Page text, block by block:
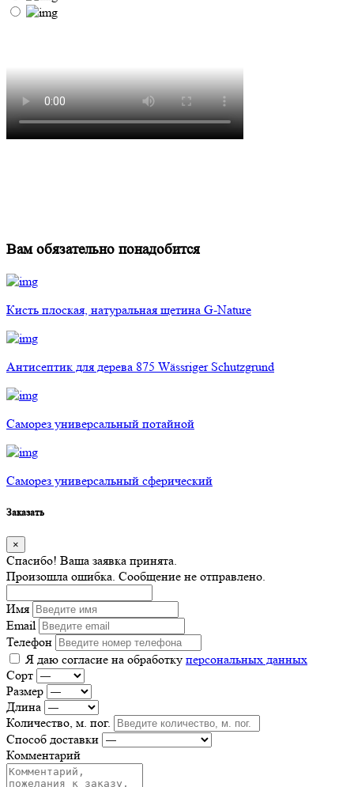
Вам обязательно понадобится
Кисть плоская, натуральная щетина G-Nature
Антисептик для дерева 875 Wässriger Schutzgrund
Саморез универсальный потайной
Саморез универсальный сферический
Заказать
×
Спасибо! Ваша заявка принята.
Произошла ошибка. Сообщение не отправлено.
Имя
Email
Телефон
Я даю согласие на обработку персональных данных
Сорт
Размер
Длина
Количество, м. пог.
Способ доставки
Комментарий